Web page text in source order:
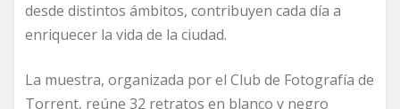
desde distintos ámbitos, contribuyen cada día a
enriquecer la vida de la ciudad.
La muestra, organizada por el Club de Fotografía de
Torrent, reúne 32 retratos en blanco y negro